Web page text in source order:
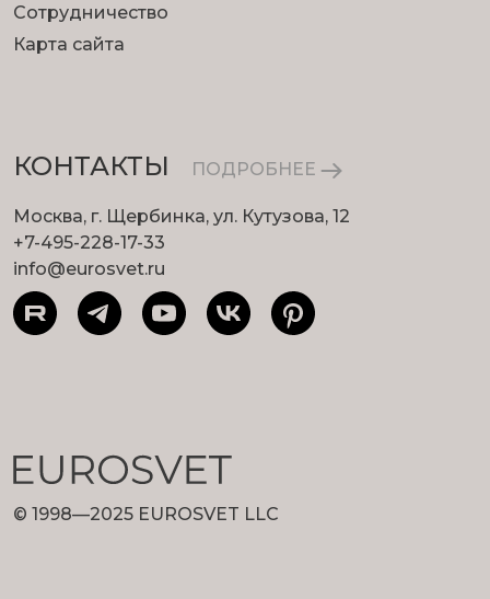
Сотрудничество
Карта сайта
КОНТАКТЫ ПОДРОБНЕЕ
Москва, г. Щербинка, ул. Кутузова, 12
+7-495-228-17-33
info@eurosvet.ru
© 1998—2025 EUROSVET LLC